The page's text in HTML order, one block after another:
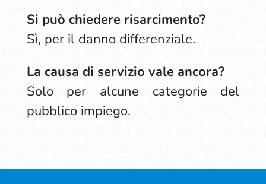
Si può chiedere risarcimento?
Sì, per il danno differenziale.
La causa di servizio vale ancora?
Solo per alcune categorie del
pubblico impiego.